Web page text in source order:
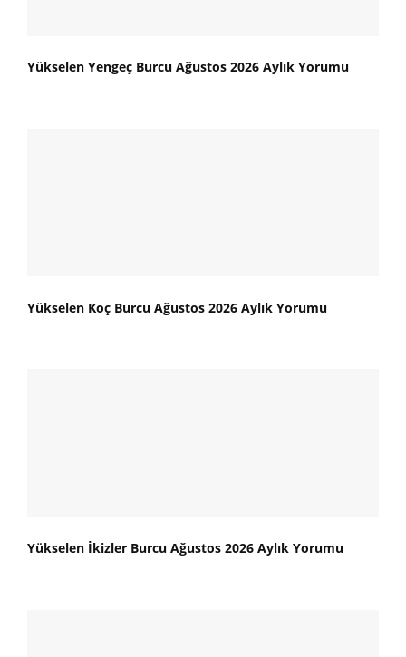
Yükselen Yengeç Burcu Ağustos 2026 Aylık Yorumu
Yükselen Koç Burcu Ağustos 2026 Aylık Yorumu
Yükselen İkizler Burcu Ağustos 2026 Aylık Yorumu